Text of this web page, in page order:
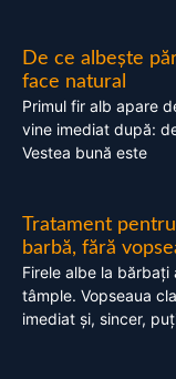
De ce albește
face natural
Primul fir alb apare
vine imediat după:
Vestea bună este
Tratament
barbă, fără
Firele albe la
tâmple. Vopseaua
imediat și, sincer,